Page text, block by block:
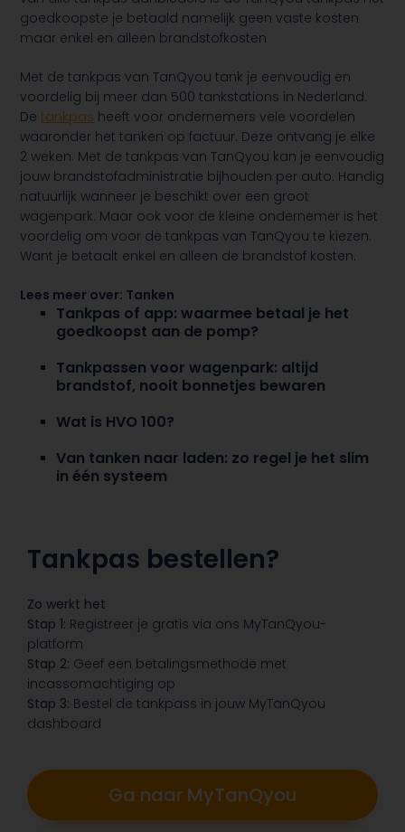
goedkoopste je betaald namelijk geen vaste kosten
maar enkel en alleen brandstofkosten
Met de tankpas van TanQyou tank je eenvoudig en
voordelig bij meer dan 500 tankstations in Nederland.
Detankpas heeft voor ondernemers vele voordelen
waaronder het tanken op factuur. Deze ontvang je elke
2 weken. Met de tankpas van TanQyou kan je eenvoudig
jouw brandstofadministratie bijhouden per auto. Handig
natuurlijk wanneer je beschikt over een groot
wagenpark. Maar ook voor de kleine ondernemer is het
voordelig om voor de tankpas van TanQyou te kiezen.
Want je betaalt enkel en alleen de brandstof kosten.
Lees meer over: Tanken
Tankpas of app: waarmee betaal je het
goedkoopst aan de pomp?
Tankpassen voor wagenpark: altijd
brandstof, nooit bonnetjes bewaren
Wat is HVO 100?
Van tanken naar laden: zo regel je het slim
in één systeem
Tankpas bestellen?
Zo werkt het
Stap 1: Registreer je gratis via ons MyTanQyou-
platform
Stap 2: Geef een betalingsmethode met
incassomachtiging op
Stap 3: Bestel de tankpass in jouw MyTanQyou
dashboard
Ga naar MyTanQyou